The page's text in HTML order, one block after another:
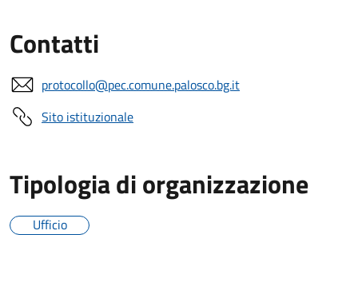
Contatti
protocollo@pec.comune.palosco.bg.it
Sito istituzionale
Tipologia di organizzazione
Ufficio